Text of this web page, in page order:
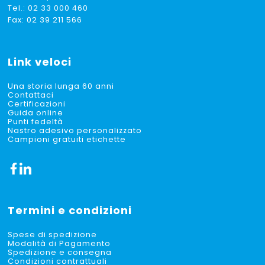
Tel.:02 33 000 460
Fax: 02 39 211 566
Link veloci
Una storia lunga 60 anni
Contattaci
Certificazioni
Guida online
Punti fedeltà
Nastro adesivo personalizzato
Campioni gratuiti etichette
Termini e condizioni
Spese di spedizione
Modalità di Pagamento
Spedizione e consegna
Condizioni contrattuali